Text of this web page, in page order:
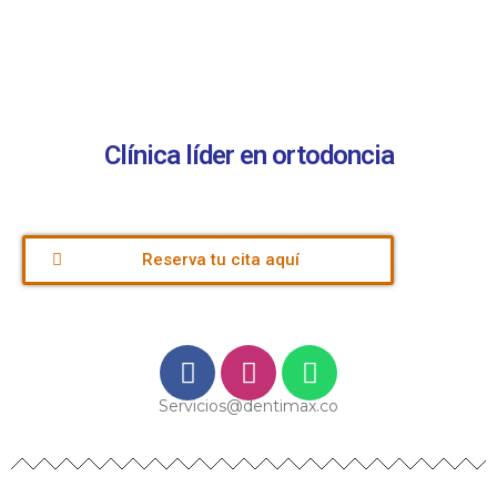
Clínica líder en ortodoncia
Reserva tu cita aquí
Servicios@dentimax.co